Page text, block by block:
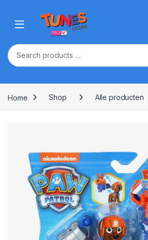
Open
Home Shop Alle producten